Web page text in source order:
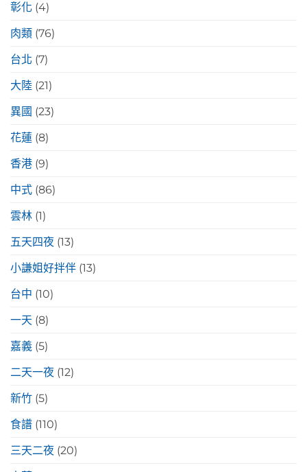
彰化 (4)
肉類 (76)
台北 (7)
大陸 (21)
異國 (23)
花蓮 (8)
香港 (9)
中式 (86)
雲林 (1)
五天四夜 (13)
小謙姐好拌伴 (13)
台中 (10)
一天 (8)
嘉義 (5)
二天一夜 (12)
新竹 (5)
食譜 (110)
三天二夜 (20)